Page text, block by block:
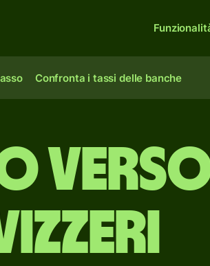
Confronta i tassi delle banche